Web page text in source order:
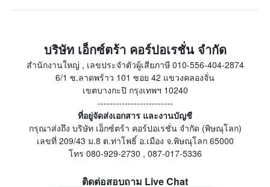
บริษัท เอ็กซ์ตร้า คอร์ปอเรชั่น จำกัด
สำนักงานใหญ่ , เลขประจำตัวผู้เสียภาษี 010-556-404-2874
6/1 ซ.ลาดพร้าว 101 ซอย 42 แขวงคลองจั่น
เขตบางกะปิ กรุงเทพฯ 10240
-------------------------
ที่อยู่จัดส่งเอกสาร และงานบัญชี
กรุณาส่งถึง บริษัท เอ็กซ์ตร้า คอร์ปอเรชั่น จำกัด (พิษณุโลก)
เลขที่ 209/43 ม.8 ต.ท่าโพธิ์ อ.เมือง จ.พิษณุโลก 65000
โทร 080-929-2730 , 087-017-5336
ติดต่อสอบถาม Live Chat